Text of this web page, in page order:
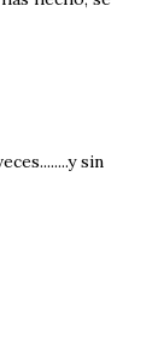
sin